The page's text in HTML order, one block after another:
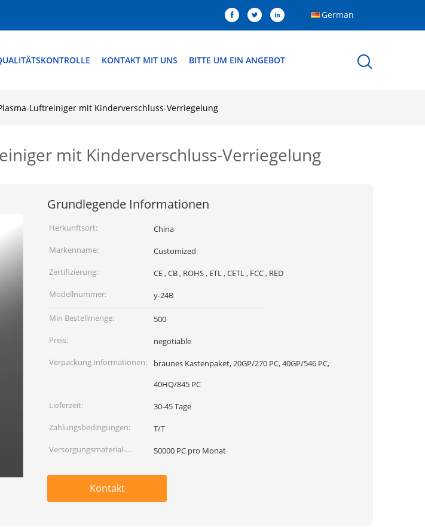
German
KONTAKT MIT UNS BITTE UM EIN ANGEBOT
Luftreiniger mit Kinderverschluss-Verriegelung
mit Kinderverschluss-Verriegelung
Grundlegende Informationen
Herkunftsort:
China
Markenname:
Customized
Zertifizierung:
CE , CB , ROHS , ETL , CETL , FCC , RED
Modellnummer:
y-24B
Min Bestellmenge:
500
Preis:
negotiable
Verpackung Informationen:
braunes Kastenpaket, 20GP/270 PC, 40GP/546 PC,
40HQ/845 PC
Lieferzeit:
30-45 Tage
Zahlungsbedingungen:
T/T
Versorgungsmaterial-
50000 PC pro Monat
Kontakt